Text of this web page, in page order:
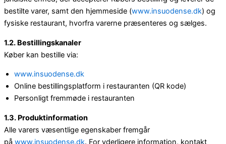
bestilte varer, samt den hjemmeside (www.insuodense.dk) og
fysiske restaurant, hvorfra varerne præsenteres og sælges.
1.2. Bestillingskanaler
Køber kan bestille via:
www.insuodense.dk
Online bestillingsplatform i restauranten (QR kode)
Personligt fremmøde i restauranten
1.3. Produktinformation
Alle varers væsentlige egenskaber fremgår
på www.insuodense.dk. For yderligere information, kontakt